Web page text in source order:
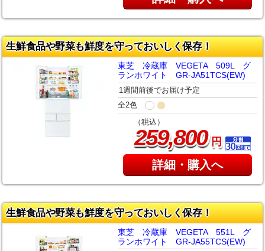
生鮮食品や野菜も鮮度を守っておいしく保存！
東芝 冷蔵庫 VEGETA 509L グ
ランホワイト GR-JA51TCS(EW)
1週間前後でお届け予定
全2色
（税込）
259,800円
詳細・購入へ
生鮮食品や野菜も鮮度を守っておいしく保存！
東芝 冷蔵庫 VEGETA 551L グ
ランホワイト GR-JA55TCS(EW)